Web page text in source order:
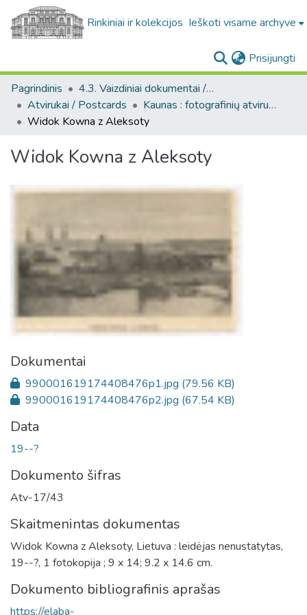
Rinkiniai ir kolekcijos Ieškoti visame archyve
Prisijungti
Pagrindinis
4.3. Vaizdiniai dokumentai / Visual documents
Atvirukai / Postcards
Kaunas : fotografinių atvirukų rinkinys, [1906-1991]
Widok Kowna z Aleksoty
Widok Kowna z Aleksoty
Dokumentai
990001619174408476p1.jpg (79.56 KB)
990001619174408476p2.jpg (67.54 KB)
Data
19--?
Dokumento šifras
Atv-17/43
Skaitmenintas dokumentas
Widok Kowna z Aleksoty, Lietuva : leidėjas nenustatytas,
19--?, 1 fotokopija ; 9 x 14; 9.2 x 14.6 cm.
Dokumento bibliografinis aprašas
https://elaba-